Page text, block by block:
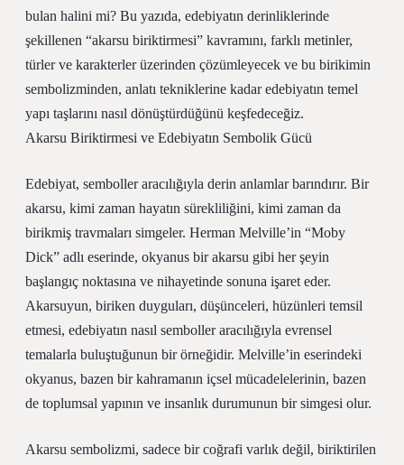
bulan halini mi? Bu yazıda, edebiyatın derinliklerinde
şekillenen “akarsu biriktirmesi” kavramını, farklı metinler,
türler ve karakterler üzerinden çözümleyecek ve bu birikimin
sembolizminden, anlatı tekniklerine kadar edebiyatın temel
yapı taşlarını nasıl dönüştürdüğünü keşfedeceğiz.
Akarsu Biriktirmesi ve Edebiyatın Sembolik Gücü
Edebiyat, semboller aracılığıyla derin anlamlar barındırır. Bir
akarsu, kimi zaman hayatın sürekliliğini, kimi zaman da
birikmiş travmaları simgeler. Herman Melville’in “Moby
Dick” adlı eserinde, okyanus bir akarsu gibi her şeyin
başlangıç noktasına ve nihayetinde sonuna işaret eder.
Akarsuyun, biriken duyguları, düşünceleri, hüzünleri temsil
etmesi, edebiyatın nasıl semboller aracılığıyla evrensel
temalarla buluştuğunun bir örneğidir. Melville’in eserindeki
okyanus, bazen bir kahramanın içsel mücadelelerinin, bazen
de toplumsal yapının ve insanlık durumunun bir simgesi olur.
Akarsu sembolizmi, sadece bir coğrafi varlık değil, biriktirilen